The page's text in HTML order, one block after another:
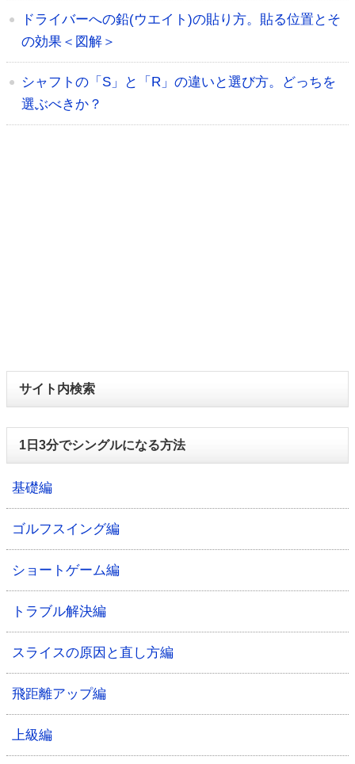
ドライバーへの鉛(ウエイト)の貼り方。貼る位置とそ
の効果＜図解＞
シャフトの「S」と「R」の違いと選び方。どっちを
選ぶべきか？
サイト内検索
1日3分でシングルになる方法
基礎編
ゴルフスイング編
ショートゲーム編
トラブル解決編
スライスの原因と直し方編
飛距離アップ編
上級編